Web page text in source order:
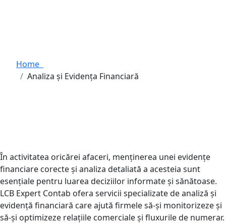
Home
Analiza și Evidența Financiară
În activitatea oricărei afaceri, menținerea unei evidențe
financiare corecte și analiza detaliată a acesteia sunt
esențiale pentru luarea deciziilor informate și sănătoase.
LCB Expert Contab ofera servicii specializate de analiză și
evidență financiară care ajută firmele să-și monitorizeze și
să-și optimizeze relațiile comerciale și fluxurile de numerar.